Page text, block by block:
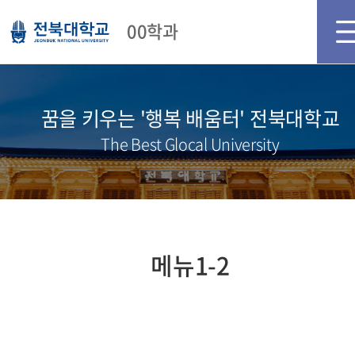
00학과
꿈을 키우는 '행복 배움터' 전북대학교
The Best Glocal University
메뉴1-2